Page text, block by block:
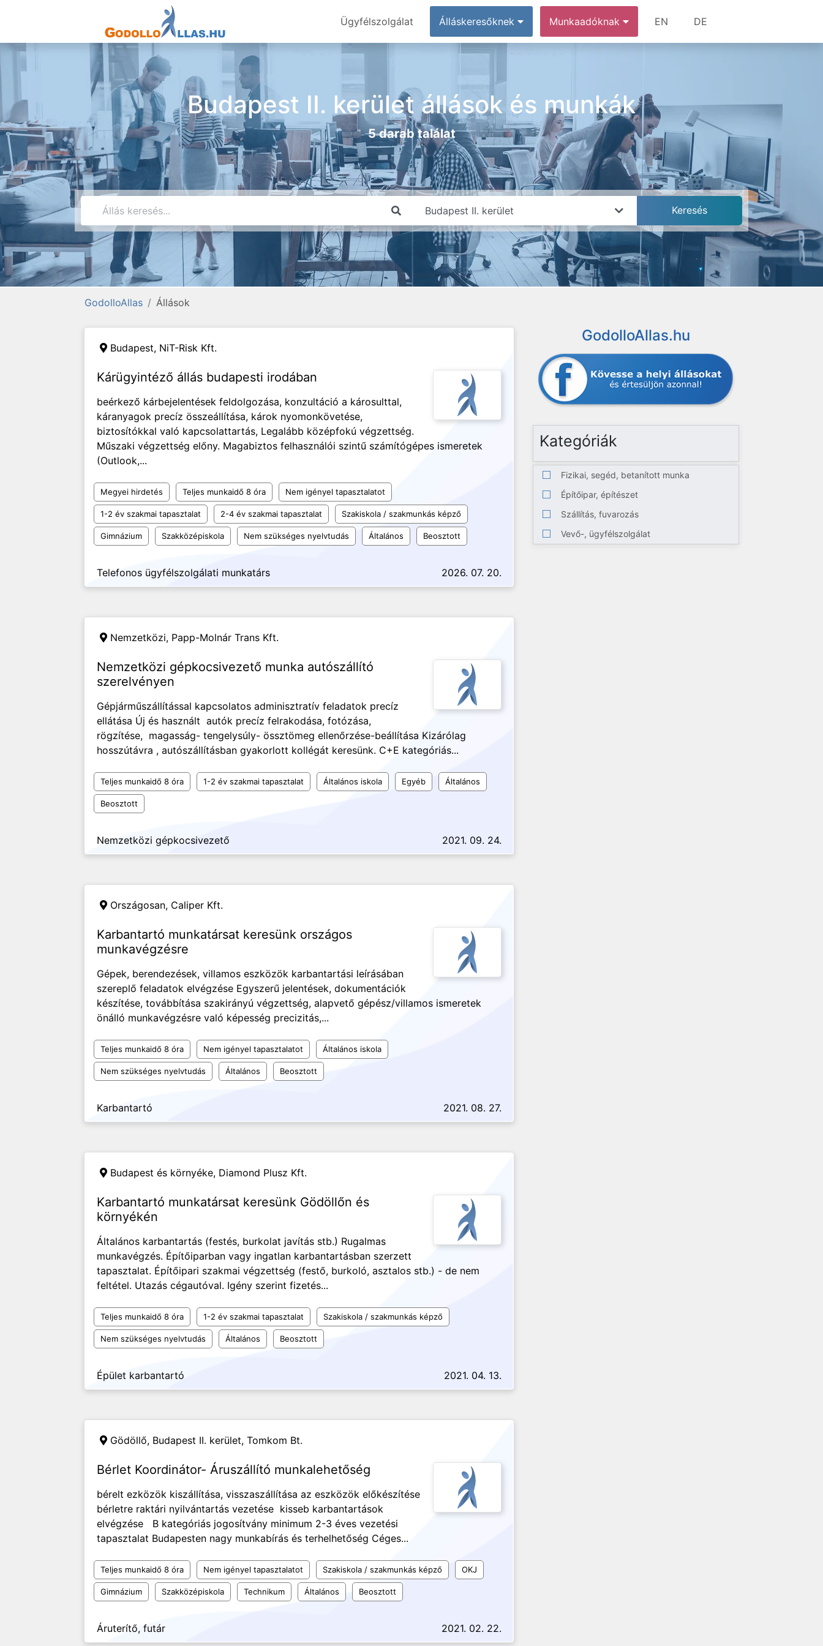
Ügyfélszolgálat Álláskeresőknek Munkaadóknak EN DE
Budapest II. kerület állások és munkák
5 darab találat
GodolloAllas Állások
Budapest, NiT-Risk Kft.
Kárügyintéző állás budapesti irodában
beérkező kárbejelentések feldolgozása, konzultáció a károsulttal,
káranyagok precíz összeállítása, károk nyomonkövetése,
biztosítókkal való kapcsolattartás, Legalább középfokú végzettség.
Műszaki végzettség előny. Magabiztos felhasználói szintű számítógépes ismeretek
(Outlook,...
Megyei hirdetés Teljes munkaidő 8 óra Nem igényel tapasztalatot
1-2 év szakmai tapasztalat 2-4 év szakmai tapasztalat Szakiskola / szakmunkás képző
Gimnázium Szakközépiskola Nem szükséges nyelvtudás Általános Beosztott
Telefonos ügyfélszolgálati munkatárs 2026. 07. 20.
Nemzetközi, Papp-Molnár Trans Kft.
Nemzetközi gépkocsivezető munka autószállító
szerelvényen
Gépjárműszállítással kapcsolatos adminisztratív feladatok precíz
ellátása Új és használt autók precíz felrakodása, fotózása,
rögzítése, magasság- tengelysúly- össztömeg ellenőrzése-beállítása Kizárólag
hosszútávra , autószállításban gyakorlott kollégát keresünk. C+E kategóriás...
Teljes munkaidő 8 óra 1-2 év szakmai tapasztalat Általános iskola Egyéb Általános
Beosztott
Nemzetközi gépkocsivezető 2021. 09. 24.
Országosan, Caliper Kft.
Karbantartó munkatársat keresünk országos
munkavégzésre
Gépek, berendezések, villamos eszközök karbantartási leírásában
szereplő feladatok elvégzése Egyszerű jelentések, dokumentációk
készítése, továbbítása szakirányú végzettség, alapvető gépész/villamos ismeretek
önálló munkavégzésre való képesség precizitás,...
Teljes munkaidő 8 óra Nem igényel tapasztalatot Általános iskola
Nem szükséges nyelvtudás Általános Beosztott
Karbantartó 2021. 08. 27.
Budapest és környéke, Diamond Plusz Kft.
Karbantartó munkatársat keresünk Gödöllőn és
környékén
Általános karbantartás (festés, burkolat javítás stb.) Rugalmas
munkavégzés. Építőiparban vagy ingatlan karbantartásban szerzett
tapasztalat. Építőipari szakmai végzettség (festő, burkoló, asztalos stb.) - de nem
feltétel. Utazás cégautóval. Igény szerint fizetés...
Teljes munkaidő 8 óra 1-2 év szakmai tapasztalat Szakiskola / szakmunkás képző
Nem szükséges nyelvtudás Általános Beosztott
Épület karbantartó 2021. 04. 13.
Gödöllő, Budapest II. kerület, Tomkom Bt.
Bérlet Koordinátor- Áruszállító munkalehetőség
bérelt ezközök kiszállítása, visszaszállítása az eszközök előkészítése
bérletre raktári nyilvántartás vezetése kisseb karbantartások
elvégzése B kategóriás jogosítvány minimum 2-3 éves vezetési
tapasztalat Budapesten nagy munkabírás és terhelhetőség Céges...
Teljes munkaidő 8 óra Nem igényel tapasztalatot Szakiskola / szakmunkás képző OKJ
Gimnázium Szakközépiskola Technikum Általános Beosztott
Áruterítő, futár 2021. 02. 22.
GodolloAllas.hu
Kategóriák
Fizikai, segéd, betanított munka
Építőipar, építészet
Szállítás, fuvarozás
Vevő-, ügyfélszolgálat